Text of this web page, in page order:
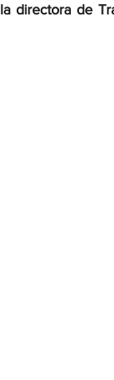
directora de